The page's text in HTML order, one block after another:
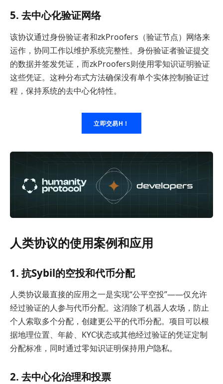
5. 去中心化验证网络
该协议通过身份验证者和zkProofers（验证节点）网络来
运作，协同工作以维护系统完整性。身份验证者验证提交
的数据并签发凭证，而zkProofers则使用零知识证明验证
这些凭证。这种分布式方法确保没有单个实体控制验证过
程，保持系统的去中心化特性。
立即交易H！
人类协议的使用案例和应用
1. 抗Sybil的空投和代币分配
人类协议最直接的应用之一是实现“公平空投”——仅允许
经过验证的人参与代币分配。这消除了机器人农场，防止
个人索取多个分配，创建更公平的代币分配。项目可以根
据地理位置、年龄、KYC状态或其他经过验证的凭证定制
分配标准，同时通过零知识证明保持用户隐私。
2. 去中心化治理和投票